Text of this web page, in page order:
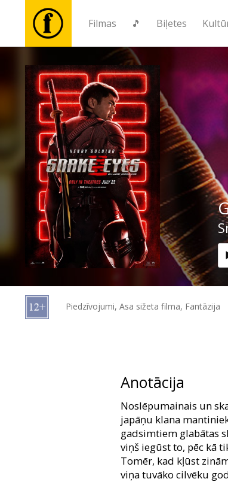
Filmas 🎵 Biļetes
Filmas
Biļetes
Kultūra
Pasākumi
Ziņas
kartes
Piedzīvojumi, Asa sižeta filma, Fantāzija
Anotācija
Noslēpumainais un
japāņu klana
gadsimtiem glabātas
viņš iegūst to, pēc kā
Tomēr, kad kļūst
viņa tuvāko cilvēku